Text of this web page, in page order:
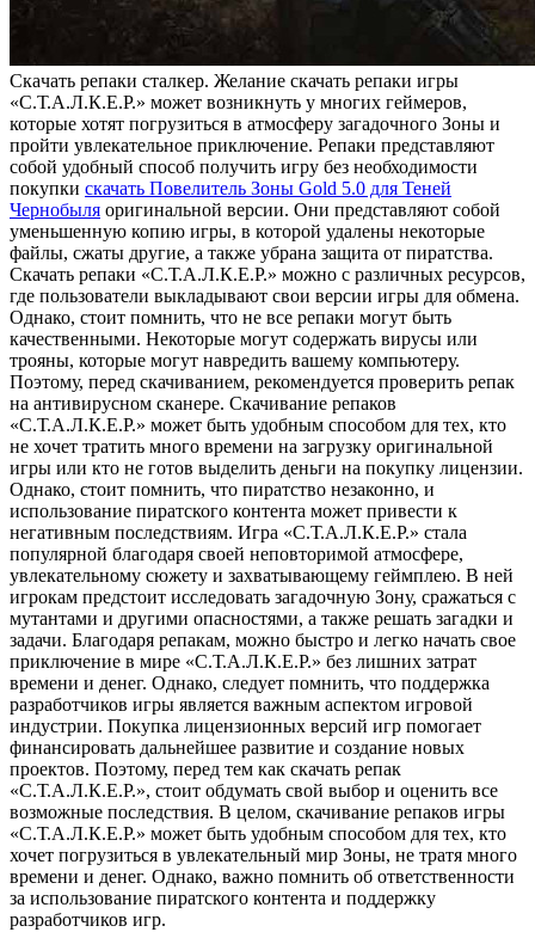
Скaчaть рeпaки стaлкeр. Желание скачать репаки игры
«С.Т.А.Л.К.Е.Р.» может возникнуть у многих геймеров,
которые хотят погрузиться в атмосферу загадочного Зоны и
пройти увлекательное приключение. Репаки представляют
собой удобный способ получить игру без необходимости
покупки скачать Повелитель Зоны Gold 5.0 для Теней
Чернобыля оригинальной версии. Они представляют собой
уменьшенную копию игры, в которой удалены некоторые
файлы, сжаты другие, а также убрана защита от пиратства.
Скачать репаки «С.Т.А.Л.К.Е.Р.» можно с различных ресурсов,
где пользователи выкладывают свои версии игры для обмена.
Однако, стоит помнить, что не все репаки могут быть
качественными. Некоторые могут содержать вирусы или
трояны, которые могут навредить вашему компьютеру.
Поэтому, перед скачиванием, рекомендуется проверить репак
на антивирусном сканере. Скачивание репаков
«С.Т.А.Л.К.Е.Р.» может быть удобным способом для тех, кто
не хочет тратить много времени на загрузку оригинальной
игры или кто не готов выделить деньги на покупку лицензии.
Однако, стоит помнить, что пиратство незаконно, и
использование пиратского контента может привести к
негативным последствиям. Игра «С.Т.А.Л.К.Е.Р.» стала
популярной благодаря своей неповторимой атмосфере,
увлекательному сюжету и захватывающему геймплею. В ней
игрокам предстоит исследовать загадочную Зону, сражаться с
мутантами и другими опасностями, а также решать загадки и
задачи. Благодаря репакам, можно быстро и легко начать свое
приключение в мире «С.Т.А.Л.К.Е.Р.» без лишних затрат
времени и денег. Однако, следует помнить, что поддержка
разработчиков игры является важным аспектом игровой
индустрии. Покупка лицензионных версий игр помогает
финансировать дальнейшее развитие и создание новых
проектов. Поэтому, перед тем как скачать репак
«С.Т.А.Л.К.Е.Р.», стоит обдумать свой выбор и оценить все
возможные последствия. В целом, скачивание репаков игры
«С.Т.А.Л.К.Е.Р.» может быть удобным способом для тех, кто
хочет погрузиться в увлекательный мир Зоны, не тратя много
времени и денег. Однако, важно помнить об ответственности
за использование пиратского контента и поддержку
разработчиков игр.